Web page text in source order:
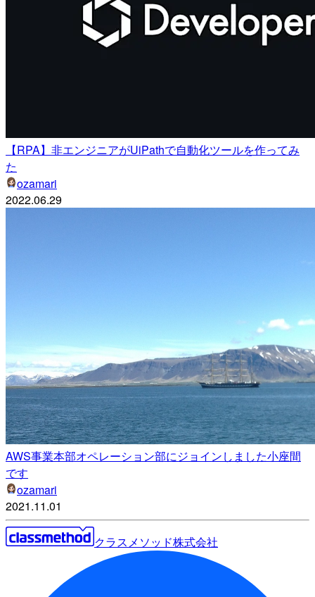
【RPA】非エンジニアがUiPathで自動化ツールを作ってみ
た
ozamari
2022.06.29
AWS事業本部オペレーション部にジョインしました小座間
です
ozamari
2021.11.01
クラスメソッド株式会社